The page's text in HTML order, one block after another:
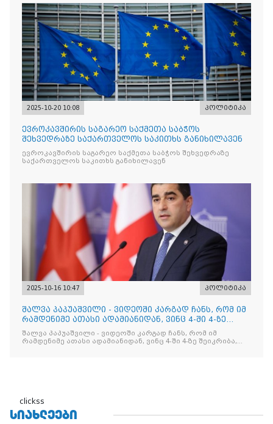
2025-10-20 10:08 პოლიტიკა
ევროკავშირის საგარეო საქმეთა საბჭოს
შეხვედრაზე საქართველოს საკითხს განიხილავენ
ევროკავშირის საგარეო საქმეთა საბჭოს შეხვედრაზე
საქართველოს საკითხს განიხილავენ
2025-10-16 10:47 პოლიტიკა
შალვა პაპუაშვილი - ვიდეოში კარგად ჩანს, რომ იმ
რამდენიმე ათასი ადამიანიდან, ვინც 4-ში 4-ზე
შეიკრიბა,
შალვა პაპუაშვილი - ვიდეოში კარგად ჩანს, რომ იმ
რამდენიმე ათასი ადამიანიდან, ვინც 4-ში 4-ზე შეიკრიბა,
clickss
ᲡᲘᲐᲮᲚᲔᲔᲑᲘ